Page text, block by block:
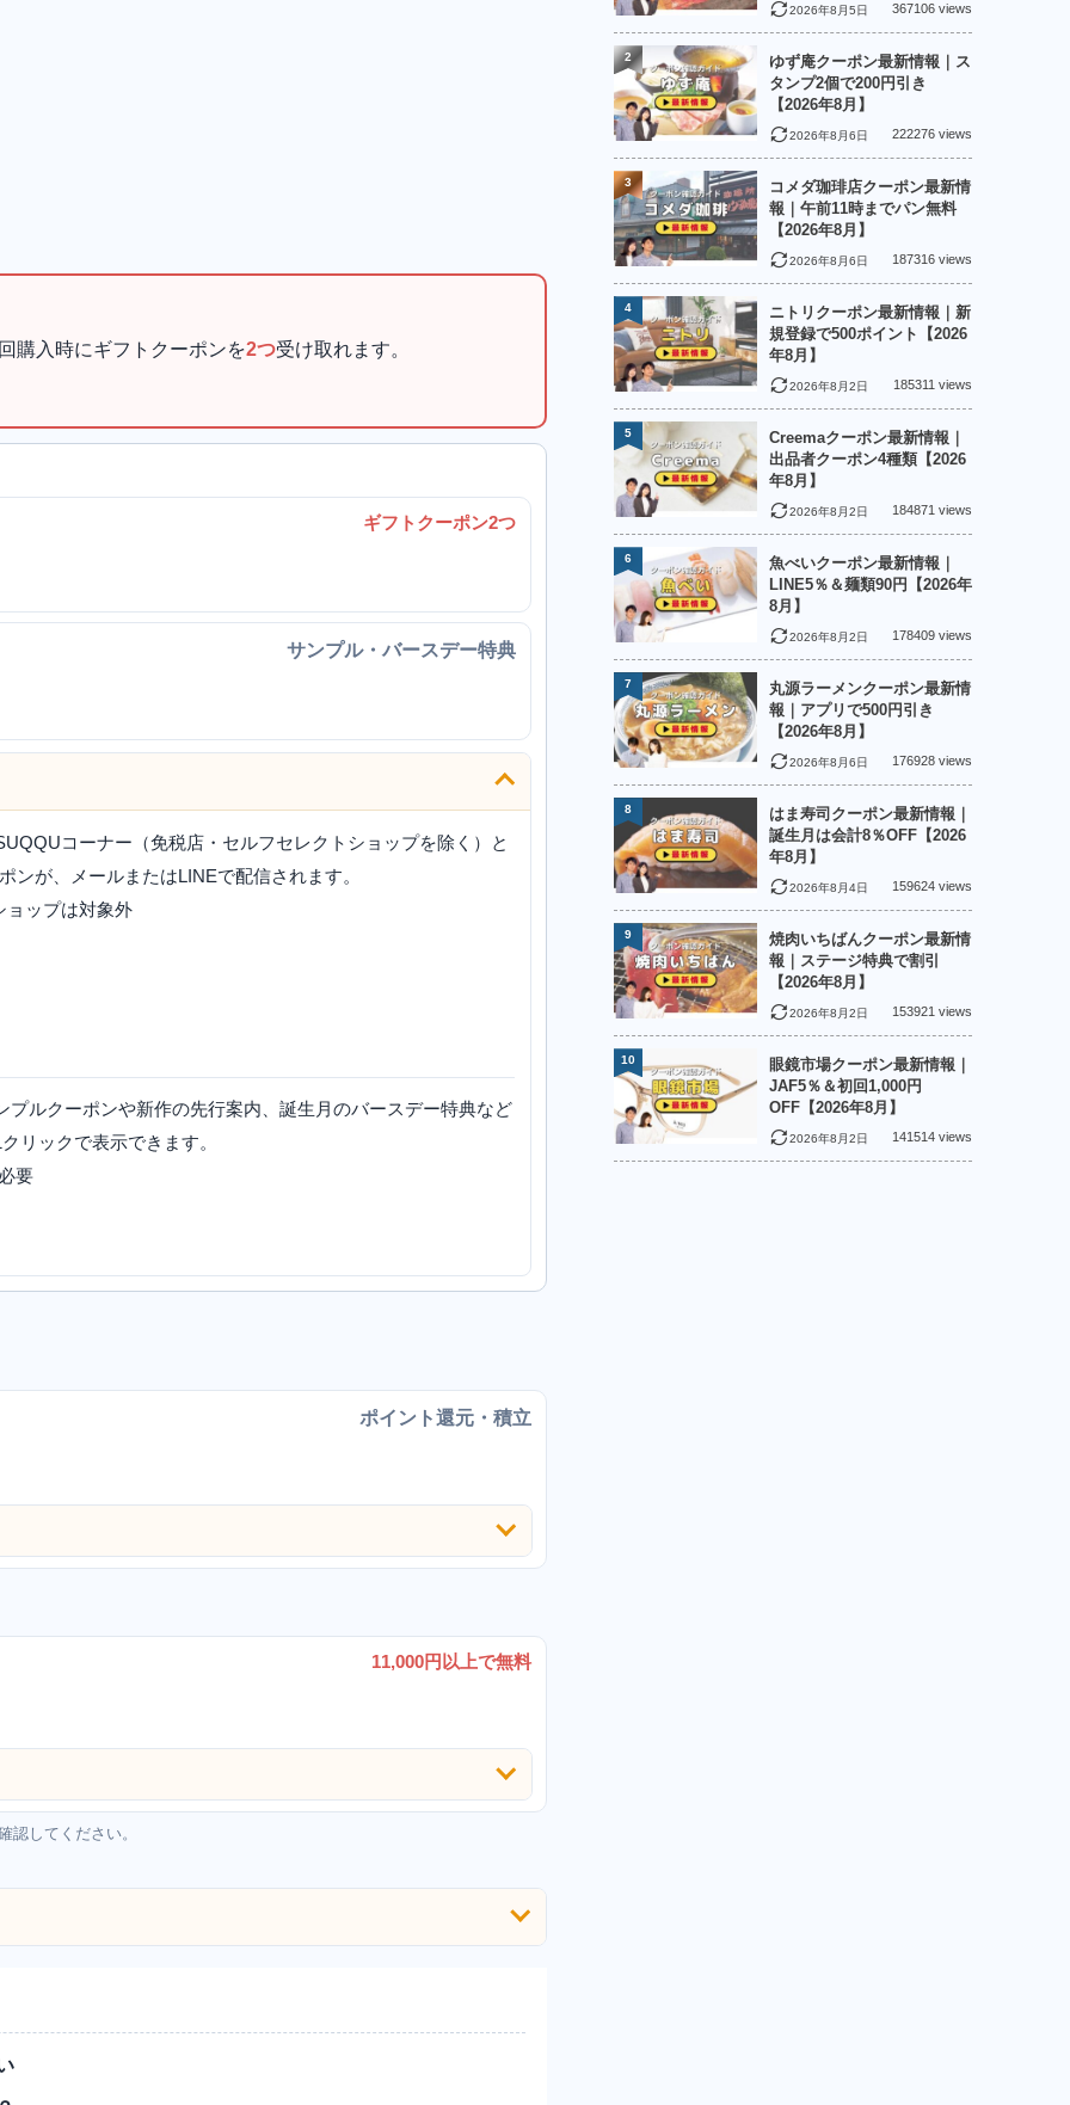
購入時にギフトクーポンを2つ受け取れます。
ギフトクーポン2つ
サンプル・バースデー特典
コーナー（免税店・セルフセレクトショップを除く）と
が、メールまたはLINEで配信されます。
ョップは対象外
ルクーポンや新作の先行案内、誕生月のバースデー特典など
リックで表示できます。
要
ポイント還元・積立
11,000円以上で無料
してください。
2026年8月5日 367106 views
ゆず庵クーポン最新情報｜ス
タンプ2個で200円引き
【2026年8月】
2026年8月6日 222276 views
2
コメダ珈琲店クーポン最新情
報｜午前11時までパン無料
【2026年8月】
2026年8月6日 187316 views
3
ニトリクーポン最新情報｜新
規登録で500ポイント【2026
年8月】
2026年8月2日 185311 views
4
Creemaクーポン最新情報｜
出品者クーポン4種類【2026
年8月】
2026年8月2日 184871 views
5
魚べいクーポン最新情報｜
LINE5％＆麺類90円【2026年
8月】
2026年8月2日 178409 views
6
丸源ラーメンクーポン最新情
報｜アプリで500円引き
【2026年8月】
2026年8月6日 176928 views
7
はま寿司クーポン最新情報｜
誕生月は会計8％OFF【2026
年8月】
2026年8月4日 159624 views
8
焼肉いちばんクーポン最新情
報｜ステージ特典で割引
【2026年8月】
2026年8月2日 153921 views
9
眼鏡市場クーポン最新情報｜
JAF5％＆初回1,000円
OFF【2026年8月】
2026年8月2日 141514 views
10